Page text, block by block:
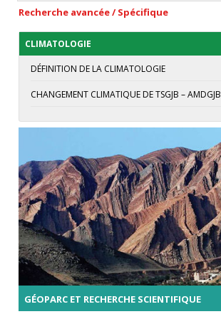
Recherche avancée / Spécifique
CLIMATOLOGIE
DÉFINITION DE LA CLIMATOLOGIE
CHANGEMENT CLIMATIQUE DE TSGJB – AMDGJB
GÉOPARC ET RECHERCHE SCIENTIFIQUE